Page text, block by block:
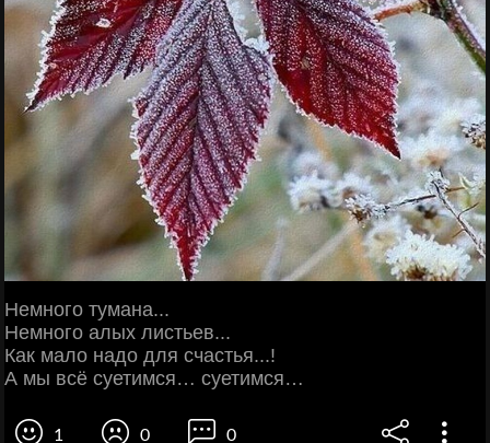
Немного тумана...
Немного алых листьев...
Как мало надо для счастья...!
А мы всё суетимся… суетимся…
1 0 0